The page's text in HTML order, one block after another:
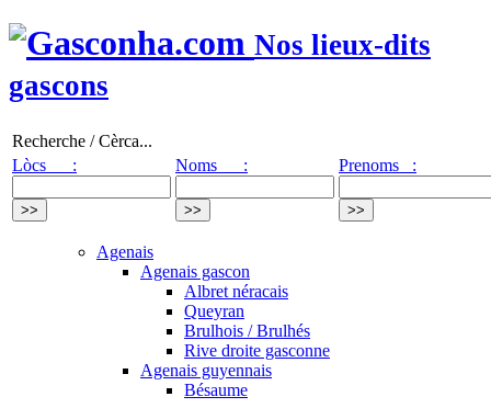
Nos lieux-dits
gascons
Recherche / Cèrca...
Lòcs :
Noms : Prenoms :
Agenais
Agenais gascon
Albret néracais
Queyran
Brulhois / Brulhés
Rive droite gasconne
Agenais guyennais
Bésaume